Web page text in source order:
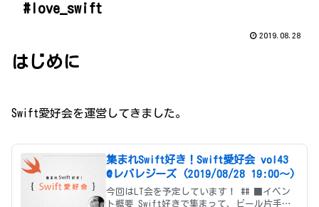
#love_swift
2019.08.28
はじめに
Swift愛好会を運営してきました。
集まれSwift好き！Swift愛好会 vol43
@レバレジーズ (2019/08/28 19:00〜)
今回はLT会を予定しています！ ## ■イベン
ト概要 Swift好きで集まって、ビール片手に